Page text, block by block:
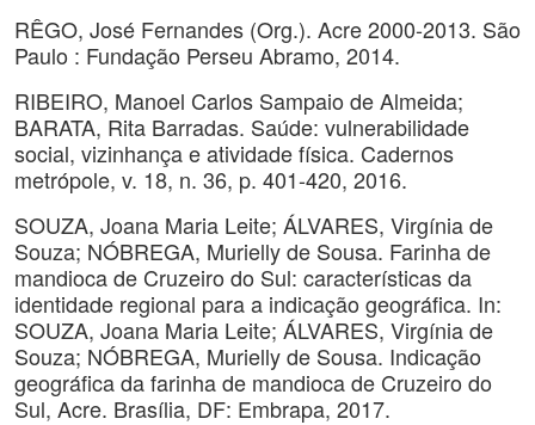
RÊGO, José Fernandes (Org.). Acre 2000-2013. São
Paulo : Fundação Perseu Abramo, 2014.
RIBEIRO, Manoel Carlos Sampaio de Almeida;
BARATA, Rita Barradas. Saúde: vulnerabilidade
social, vizinhança e atividade física. Cadernos
metrópole, v. 18, n. 36, p. 401-420, 2016.
SOUZA, Joana Maria Leite; ÁLVARES, Virgínia de
Souza; NÓBREGA, Murielly de Sousa. Farinha de
mandioca de Cruzeiro do Sul: características da
identidade regional para a indicação geográfica. In:
SOUZA, Joana Maria Leite; ÁLVARES, Virgínia de
Souza; NÓBREGA, Murielly de Sousa. Indicação
geográfica da farinha de mandioca de Cruzeiro do
Sul, Acre. Brasília, DF: Embrapa, 2017.